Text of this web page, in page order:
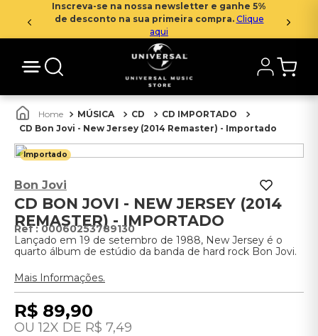
Inscreva-se na nossa newsletter e ganhe 5%
de desconto na sua primeira compra. Clique
aqui
MÚSICA CD
CD IMPORTADO
CD Bon Jovi - New Jersey (2014 Remaster) - Importado
Importado
Bon Jovi
CD BON JOVI - NEW JERSEY (2014
REMASTER) - IMPORTADO
:00060253789130
Lançado em 19 de setembro de 1988, New Jersey é o
quarto álbum de estúdio da banda de hard rock Bon Jovi.
Mais Informações.
R$ 89,90
12 R$ 7,49